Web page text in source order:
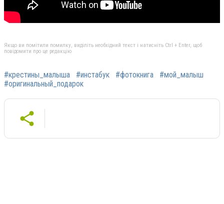
Якщо ви помітили помилку, виділіть необхідний текст і натисніть Ctrl + Enter, щоб
повідомити про це редакцію
#крестины_малыша #инстабук #фотокнига
#мой_малыш
#оригинальный_подарок